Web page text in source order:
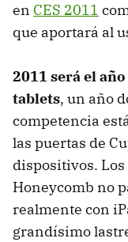
en CES 2011
que aportará al
2011 será el
tablets, un año
competencia
las puertas de
dispositivos.
Honeycomb no
realmente con
grandísimo